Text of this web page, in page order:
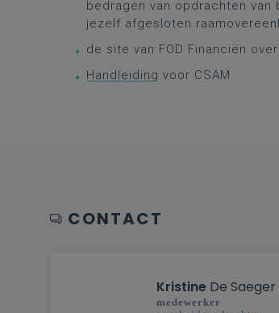
bedragen van opdrachten
jezelf afgesloten
de site van FOD Financiën
Handleiding voor CSAM.
CONTACT
Kristine De Saeger
medewerker